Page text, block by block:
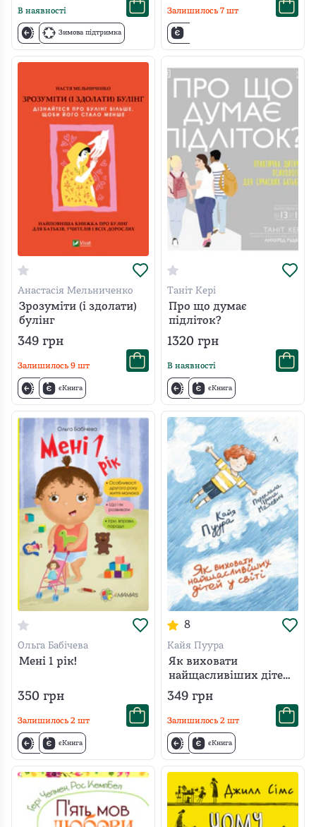
В наявності
Зимова підтримка
Залишилось 7 шт
Анастасія Мельниченко
Зрозуміти (і здолати)
булінг
349 грн
Залишилось 9 шт
єКнига
Таніт Кері
Про що думає
підліток?
1320 грн
В наявності
єКнига
Ольга Бабічева
Мені 1 рік!
350 грн
Залишилось 2 шт
єКнига
8
Кайя Пуура
Як виховати
найщасливіших дітей
у світі
349 грн
Залишилось 2 шт
єКнига